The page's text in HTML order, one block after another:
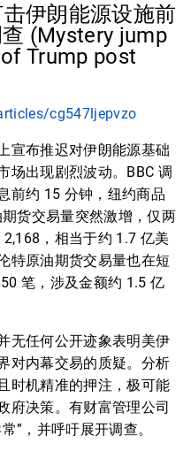
伊朗能源设施前
(Mystery jump
Trump post
cg547ljepvzo
宣布推迟对伊朗能源基础
场出现剧烈波动。BBC 调
前约 15 分钟，纽约商品
货交易量突然激增，仅两
，相当于约 1.7 亿美
特原油期货交易量也在短
笔，涉及金额约 1.5 亿
无任何公开迹象表明美伊
对内幕交易的质疑。分析
时机精准的押注，极可能
府决策。有财富管理公司
”，并呼吁展开调查。